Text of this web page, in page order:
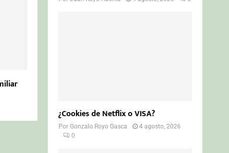
¿Cookies de Netflix o VISA?
PorGonzalo Royo Gasca
4 agosto, 2026
0